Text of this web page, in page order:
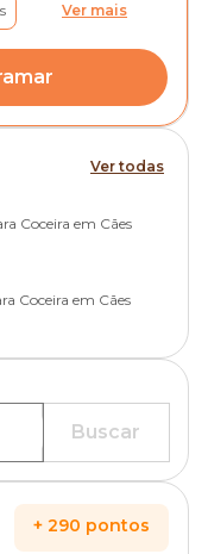
Ver mais
Ver todas
Coceira em Cães
Coceira em Cães
Buscar
+ 290 pontos